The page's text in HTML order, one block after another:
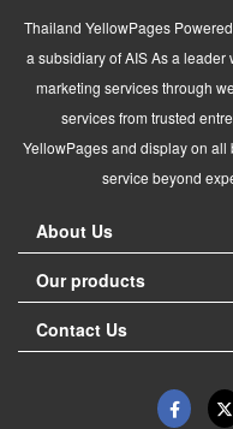
Thailand YellowPages
a subsidiary of AIS As a
marketing services through
services from trusted
YellowPages and display on
service beyond
About Us
Our products
Contact Us